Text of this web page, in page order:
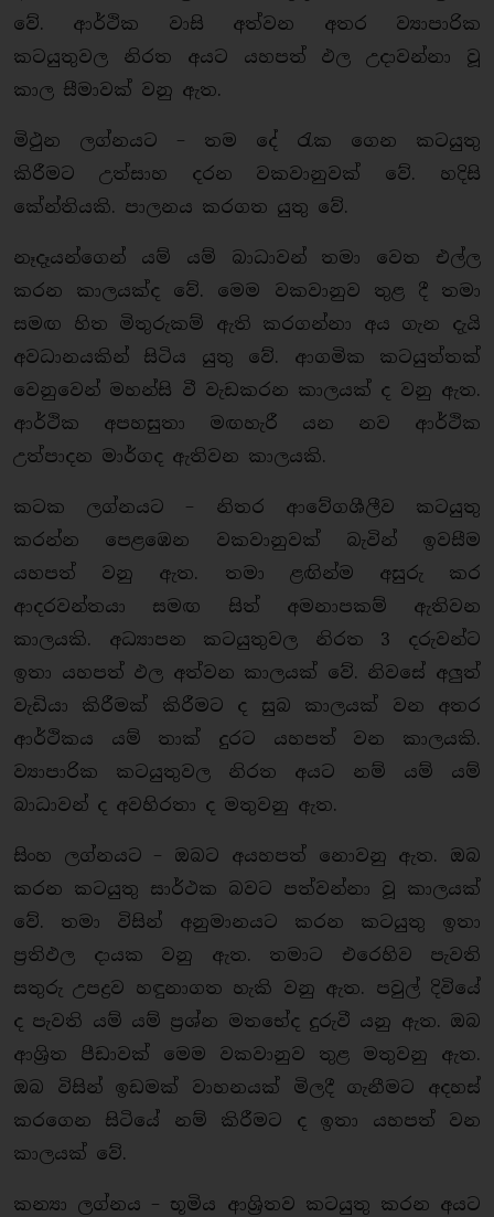
වේ. ආර්ථික වාසි අත්වන අතර ව්‍යාපාරික
කටයුතුවල නිරත අයට යහපත් ඵල උදාවන්නා වූ
කාල සීමාවක් වනු ඇත.
මිථුන ලග්නයට – තම දේ රැක ගෙන කටයුතු
කිරීමට උත්සාහ දරන වකවානුවක් වේ. හදිසි
කේන්තියකි. පාලනය කරගත යුතු වේ.
නෑදෑයන්ගෙන් යම් යම් බාධාවන් තමා වෙත එල්ල
කරන කාලයක්ද වේ. මෙම වකවානුව තුළ දී තමා
සමඟ හිත මිතුරුකම් ඇති කරගන්නා අය ගැන දැයි
අවධානයකින් සිටිය යුතු වේ. ආගමික කටයුත්තක්
වෙනුවෙන් මහන්සි වී වැඩකරන කාලයක් ද වනු ඇත.
ආර්ථික අපහසුතා මඟහැරී යන නව ආර්ථික
උත්පාදන මාර්ගද ඇතිවන කාලයකි.
කටක ලග්නයට – නිතර ආවේගශීලීව කටයුතු
කරන්න පෙළඹෙන වකවානුවක් බැවින් ඉවසීම
යහපත් වනු ඇත. තමා ළඟින්ම අසුරු කර
ආදරවන්තයා සමඟ සිත් අමනාපකම් ඇතිවන
කාලයකි. අධ්‍යාපන කටයුතුවල නිරත 3 දරුවන්ට
ඉතා යහපත් ඵල අත්වන කාලයක් වේ. නිවසේ අලුත්
වැඩියා කිරීමක් කිරීමට ද සුබ කාලයක් වන අතර
ආර්ථිකය යම් තාක් දුරට යහපත් වන කාලයකි.
ව්‍යාපාරික කටයුතුවල නිරත අයට නම් යම් යම්
බාධාවන් ද අවහිරතා ද මතුවනු ඇත.
සිංහ ලග්නයට – ඔබට අයහපත් නොවනු ඇත. ඔබ
කරන කටයුතු සාර්ථක බවට පත්වන්නා වූ කාලයක්
වේ. තමා විසින් අනුමානයට කරන කටයුතු ඉතා
ප්‍රතිඵල දායක වනු ඇත. තමාට එරෙහිව පැවති
සතුරු උපද්‍රව හඳුනාගත හැකි වනු ඇත. පවුල් දිවියේ
ද පැවති යම් යම් ප්‍රශ්න මතභේද දුරුවී යනු ඇත. ඔබ
ආශ්‍රිත පීඩාවක් මෙම වකවානුව තුළ මතුවනු ඇත.
ඔබ විසින් ඉඩමක් වාහනයක් මිලදී ගැනීමට අදහස්
කරගෙන සිටියේ නම් කිරීමට ද ඉතා යහපත් වන
කාලයක් වේ.
කන්‍යා ලග්නය – භූමිය ආශ්‍රිතව කටයුතු කරන අයට